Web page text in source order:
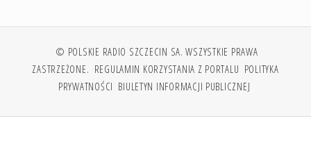
© POLSKIE RADIO SZCZECIN SA. WSZYSTKIE PRAWA
ZASTRZEŻONE. REGULAMIN KORZYSTANIA Z PORTALU POLITYKA
PRYWATNOŚCI BIULETYN INFORMACJI PUBLICZNEJ